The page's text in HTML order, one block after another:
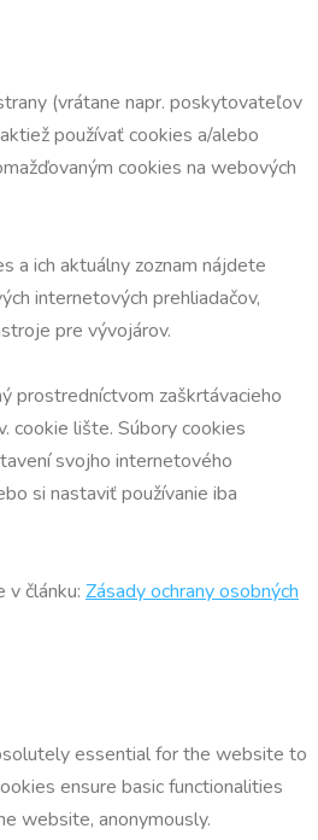
(vrátane napr. poskytovateľov
používať cookies a/alebo
cookies na webových
a ich aktuálny zoznam nájdete
internetových prehliadačov,
pre vývojárov.
prostredníctvom zaškrtávacieho
cookie lište. Súbory cookies
svojho internetového
si nastaviť používanie iba
v článku: Zásady ochrany osobných
essential for the website to
ensure basic functionalities
website, anonymously.